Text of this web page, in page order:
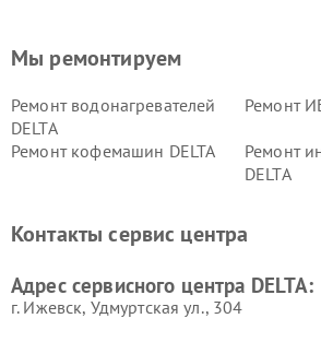
Мы ремонтируем
Ремонт водонагревателей
DELTA
Ремонт
Ремонт кофемашин DELTA
Ремонт
DELTA
Контакты сервис центра
Адрес сервисного центра DELTA:
г. Ижевск, Удмуртская ул., 304